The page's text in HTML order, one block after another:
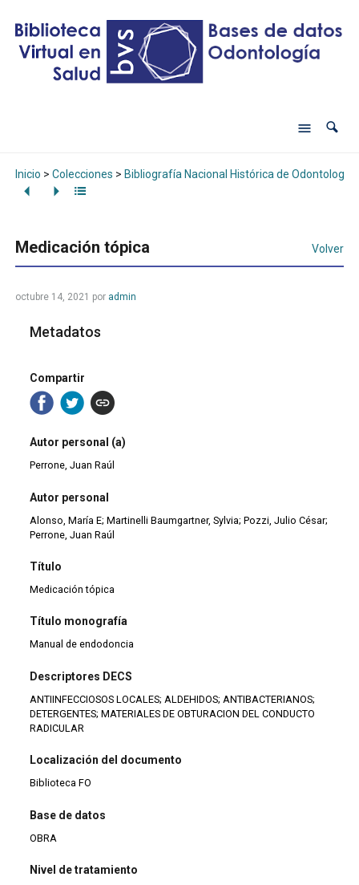
Inicio > Colecciones > Bibliografía Nacional Histórica de Odontología
Medicación tópica Volver
octubre 14, 2021 por admin
Metadatos
Compartir
Autor personal (a)
Perrone, Juan Raúl
Autor personal
Alonso, María E; Martinelli Baumgartner, Sylvia; Pozzi, Julio César;
Perrone, Juan Raúl
Título
Medicación tópica
Título monografía
Manual de endodoncia
Descriptores DECS
ANTIINFECCIOSOS LOCALES; ALDEHIDOS; ANTIBACTERIANOS;
DETERGENTES; MATERIALES DE OBTURACION DEL CONDUCTO
RADICULAR
Localización del documento
Biblioteca FO
Base de datos
OBRA
Nivel de tratamiento